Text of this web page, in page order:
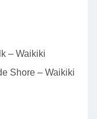
– Waikiki
Shore – Waikiki